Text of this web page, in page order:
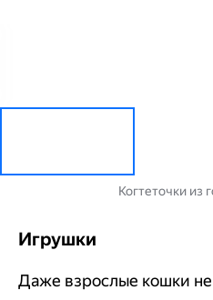
Когтеточки из
Игрушки
Даже взрослые кошки не